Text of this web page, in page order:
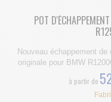
POT
Nouveau échappement
originale pour BMW
à partir de